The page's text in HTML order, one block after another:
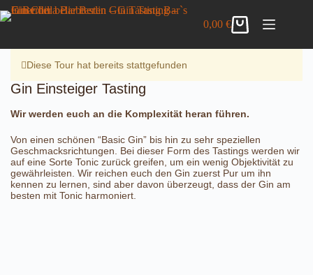
Zum
Inhalt
Gin Einsteiger Tasting
Details anzeigen
Warenkorb
0,00€
Diese Tour hat bereits stattgefunden
Gin Einsteiger Tasting
Wir werden euch an die Komplexität heran führen.
Von einen schönen “Basic Gin” bis hin zu sehr speziellen
Geschmacksrichtungen. Bei dieser Form des Tastings werden wir
auf eine Sorte Tonic zurück greifen, um ein wenig Objektivität zu
gewährleisten. Wir reichen euch den Gin zuerst Pur um ihn
kennen zu lernen, sind aber davon überzeugt, dass der Gin am
besten mit Tonic harmoniert.